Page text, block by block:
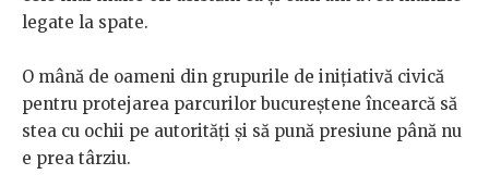
legate la spate.
O mână de oameni din grupurile de inițiativă civică
pentru protejarea parcurilor bucureștene încearcă să
stea cu ochii pe autorități și să pună presiune până nu
e prea târziu.